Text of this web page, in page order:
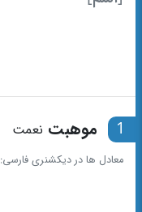
1 موهبت نعمت
معادل ها در دیکشنری فارسی: